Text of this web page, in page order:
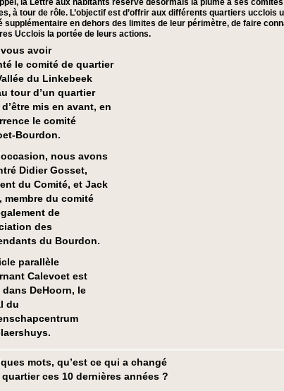
la Lettre aux habitants réserve désormais la plume à ses comités
à tour de rôle. L’objectif est d’offrir aux différents quartiers ucclois
supplémentaire en dehors des limites de leur périmètre, de faire
Ucclois la portée de leurs actions.
avoir
le comité de quartier
du Linkebeek
tour d’un quartier
mis en avant, en
le comité
Bourdon.
nous avons
Didier Gosset,
du Comité, et Jack
membre du comité
de
des
du Bourdon.
parallèle
Calevoet est
DeHoorn, le
du
mots, qu’est ce qui a changé
ces 10 dernières années ?